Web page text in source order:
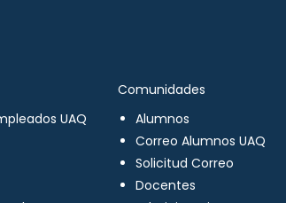
UAQ
Comunidades
Alumnos
Correo Alumnos UAQ
Solicitud Correo
Docentes